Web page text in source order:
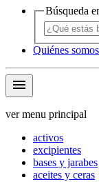
Búsqueda
Quiénes somos
menu
ver menu principal
activos
excipientes
bases y jarabes
aceites y ceras